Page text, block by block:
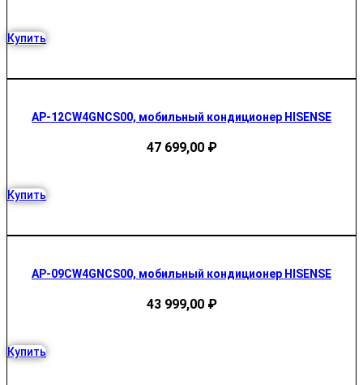
Купить
AP-12СW4GNCS00, мобильный кондиционер HISENSE
47 699,00 ₽
Купить
AP-09СW4GNCS00, мобильный кондиционер HISENSE
43 999,00 ₽
Купить